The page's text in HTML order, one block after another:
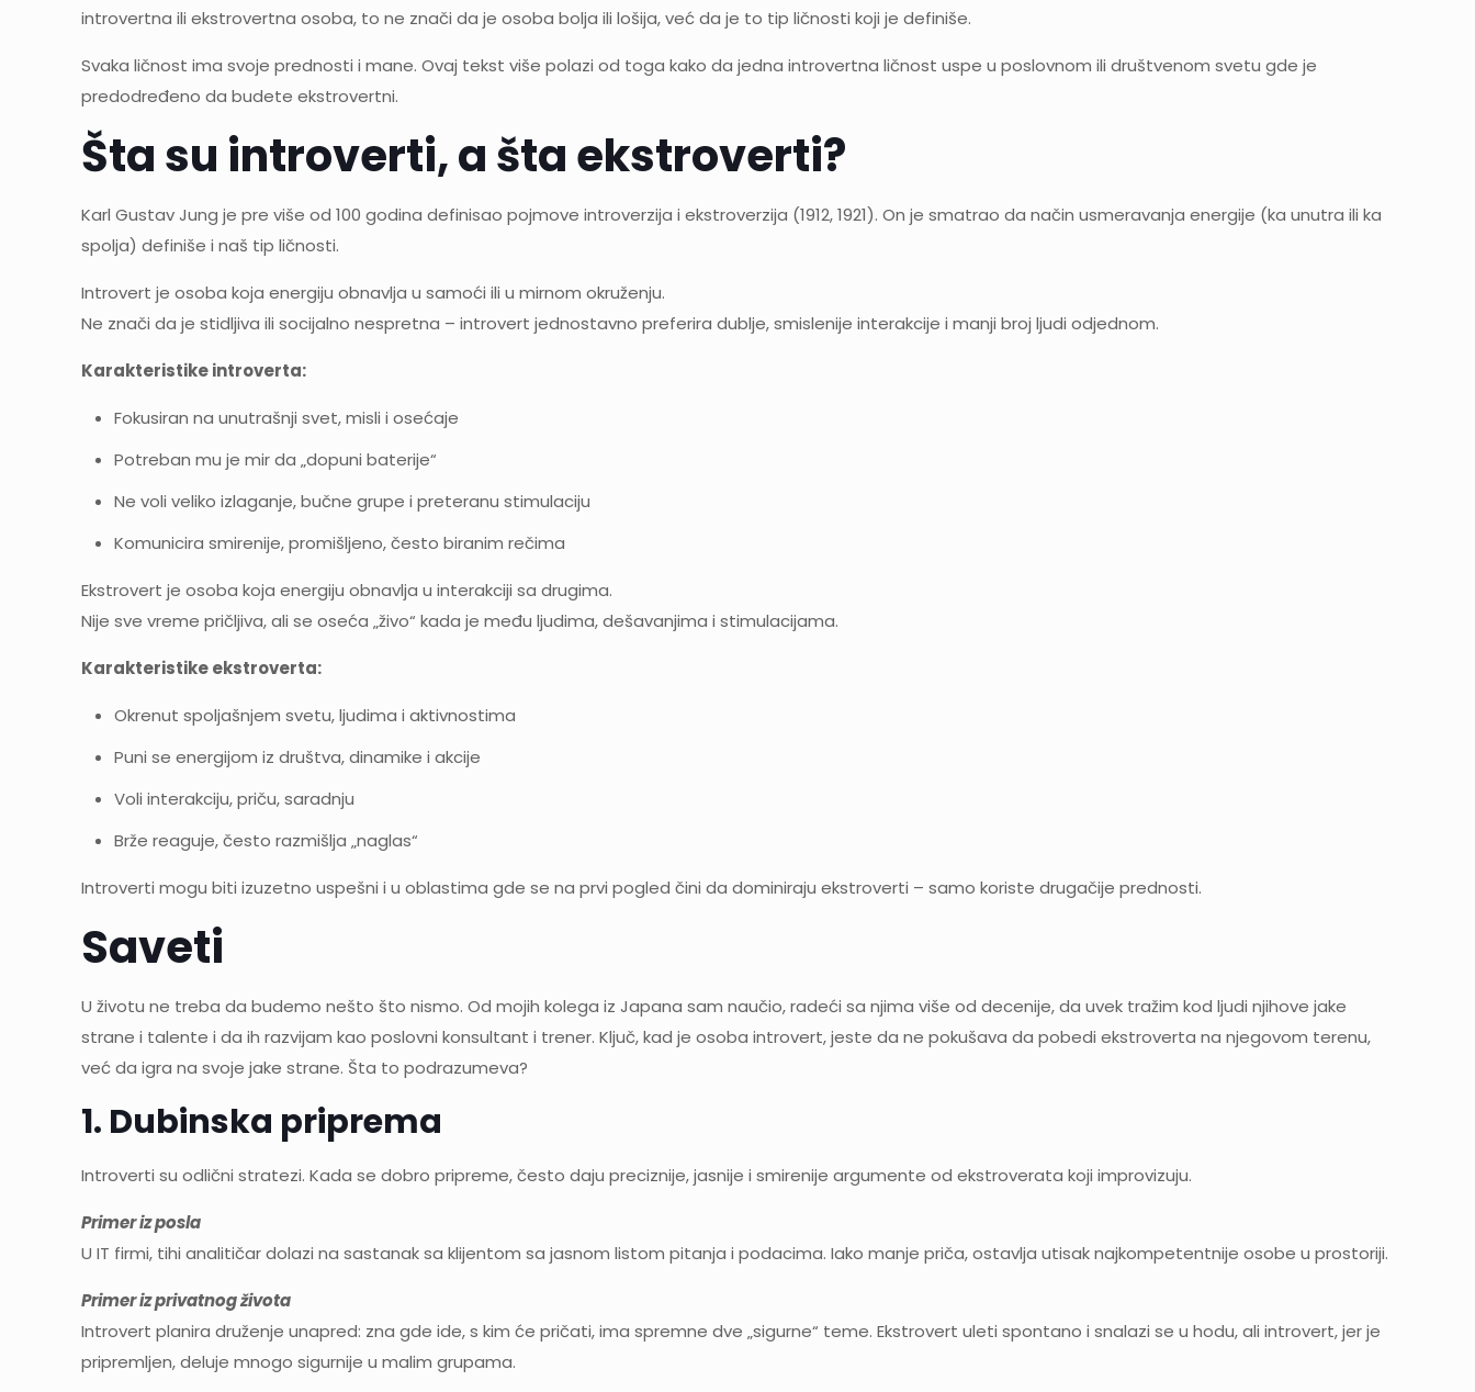
introvertna ili ekstrovertna osoba, to ne znači da je osoba bolja ili lošija, već da je to tip ličnosti koji je definiše.
Svaka ličnost ima svoje prednosti i mane. Ovaj tekst više polazi od toga kako da jedna introvertna ličnost uspe u poslovnom ili društvenom svetu gde je
predodređeno da budete ekstrovertni.
Šta su introverti, a šta ekstroverti?
Karl Gustav Jung je pre više od 100 godina definisao pojmove introverzija i ekstroverzija (1912, 1921). On je smatrao da način usmeravanja energije (ka unutra ili ka
spolja) definiše i naš tip ličnosti.
Introvert je osoba koja energiju obnavlja u samoći ili u mirnom okruženju.
Ne znači da je stidljiva ili socijalno nespretna – introvert jednostavno preferira dublje, smislenije interakcije i manji broj ljudi odjednom.
Karakteristike introverta:
Fokusiran na unutrašnji svet, misli i osećaje
Potreban mu je mir da „dopuni baterije“
Ne voli veliko izlaganje, bučne grupe i preteranu stimulaciju
Komunicira smirenije, promišljeno, često biranim rečima
Ekstrovert je osoba koja energiju obnavlja u interakciji sa drugima.
Nije sve vreme pričljiva, ali se oseća „živo“ kada je među ljudima, dešavanjima i stimulacijama.
Karakteristike ekstroverta:
Okrenut spoljašnjem svetu, ljudima i aktivnostima
Puni se energijom iz društva, dinamike i akcije
Voli interakciju, priču, saradnju
Brže reaguje, često razmišlja „naglas“
Introverti mogu biti izuzetno uspešni i u oblastima gde se na prvi pogled čini da dominiraju ekstroverti – samo koriste drugačije prednosti.
Saveti
U životu ne treba da budemo nešto što nismo. Od mojih kolega iz Japana sam naučio, radeći sa njima više od decenije, da uvek tražim kod ljudi njihove jake
strane i talente i da ih razvijam kao poslovni konsultant i trener. Ključ, kad je osoba introvert, jeste da ne pokušava da pobedi ekstroverta na njegovom terenu,
već da igra na svoje jake strane. Šta to podrazumeva?
1. Dubinska priprema
Introverti su odlični stratezi. Kada se dobro pripreme, često daju preciznije, jasnije i smirenije argumente od ekstroverata koji improvizuju.
Primer iz posla
U IT firmi, tihi analitičar dolazi na sastanak sa klijentom sa jasnom listom pitanja i podacima. Iako manje priča, ostavlja utisak najkompetentnije osobe u prostoriji.
Primer iz privatnog života
Introvert planira druženje unapred: zna gde ide, s kim će pričati, ima spremne dve „sigurne“ teme. Ekstrovert uleti spontano i snalazi se u hodu, ali introvert, jer je
pripremljen, deluje mnogo sigurnije u malim grupama.